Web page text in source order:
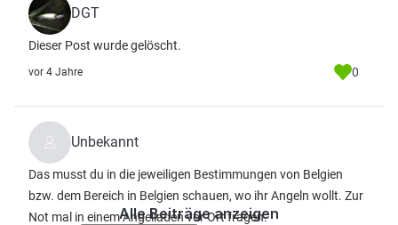
DGT
Dieser Post wurde gelöscht.
vor 4 Jahre 0
Unbekannt
Das musst du in die jeweiligen Bestimmungen von Belgien
bzw. dem Bereich in Belgien schauen, wo ihr Angeln wollt. Zur
Not mal in einem Angelladen vor Ort fragen.
Alle Beiträge anzeigen